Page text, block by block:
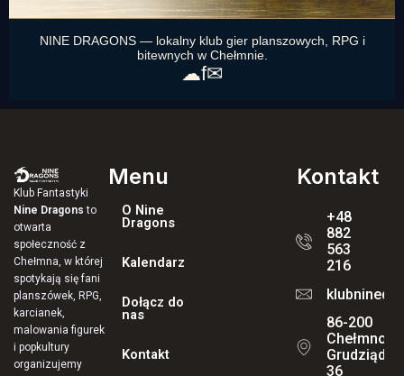
NINE DRAGONS — lokalny klub gier planszowych, RPG i
bitewnych w Chełmnie.
☁f✉
Klub Fantastyki
Nine Dragons to
otwarta
społeczność z
Chełmna, w której
spotykają się fani
planszówek, RPG,
karcianek,
malowania figurek
i popkultury
organizujemy
Menu
O Nine
Dragons
Kalendarz
Dołącz do
nas
Kontakt
Kontakt
+48
882
563
216
86-200
Chełmno,
36